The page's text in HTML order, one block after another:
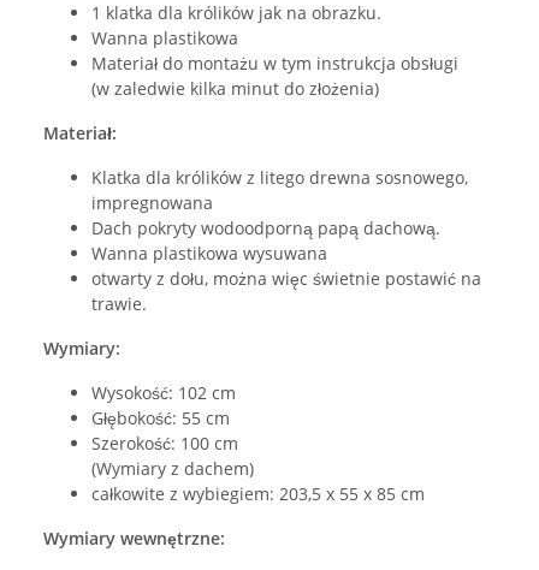
1 klatka dla królików jak na obrazku.
Wanna plastikowa
Materiał do montażu w tym instrukcja obsługi
(w zaledwie kilka minut do złożenia)
Materiał:
Klatka dla królików z litego drewna sosnowego,
impregnowana
Dach pokryty wodoodporną papą dachową.
Wanna plastikowa wysuwana
otwarty z dołu, można więc świetnie postawić na
trawie.
Wymiary:
Wysokość: 102 cm
Głębokość: 55 cm
Szerokość: 100 cm
(Wymiary z dachem)
całkowite z wybiegiem: 203,5 x 55 x 85 cm
Wymiary wewnętrzne: